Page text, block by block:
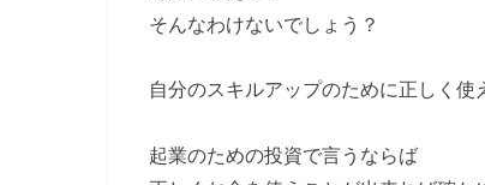
そんなわけないでしょう？
自分のスキルアップのために正しく
起業のための投資で言うならば